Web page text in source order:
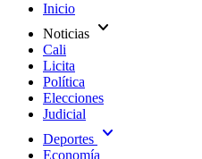
Inicio
Noticias expand_more
Cali
Licita
Política
Elecciones
Judicial
Deportes expand_more
Economía